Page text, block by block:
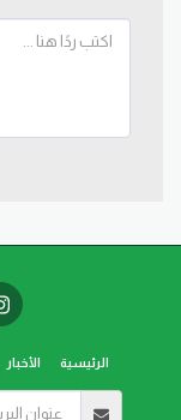
الرئيسية الأخبار